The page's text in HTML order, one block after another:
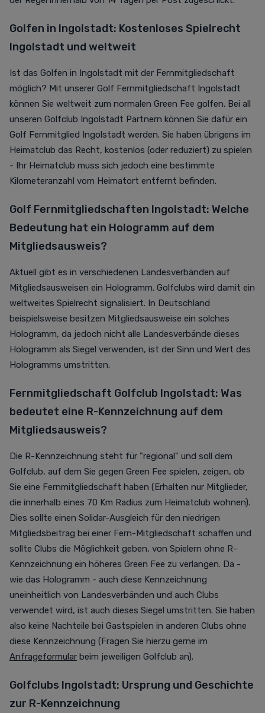
Golfen in Ingolstadt: Kostenloses Spielrecht
Ingolstadt und weltweit
Ist das Golfen in Ingolstadt mit der Fernmitgliedschaft
möglich? Mit unserer Golf Fernmitgliedschaft Ingolstadt
können Sie weltweit zum normalen Green Fee golfen. Bei all
unseren Golfclub Ingolstadt Partnern können Sie dafür ein
Golf Fernmitglied Ingolstadt werden. Sie haben übrigens im
Heimatclub das Recht, kostenlos (oder reduziert) zu spielen
- Ihr Heimatclub muss sich jedoch eine bestimmte
Kilometeranzahl vom Heimatort entfernt befinden.
Golf Fernmitgliedschaften Ingolstadt: Welche
Bedeutung hat ein Hologramm auf dem
Mitgliedsausweis?
Aktuell gibt es in verschiedenen Landesverbänden auf
Mitgliedsausweisen ein Hologramm. Golfclubs wird damit ein
weltweites Spielrecht signalisiert. In Deutschland
beispielsweise besitzen Mitgliedsausweise ein solches
Hologramm, da jedoch nicht alle Landesverbände dieses
Hologramm als Siegel verwenden, ist der Sinn und Wert des
Hologramms umstritten.
Fernmitgliedschaft Golfclub Ingolstadt: Was
bedeutet eine R-Kennzeichnung auf dem
Mitgliedsausweis?
Die R-Kennzeichnung steht für "regional" und soll dem
Golfclub, auf dem Sie gegen Green Fee spielen, zeigen, ob
Sie eine Fernmitgliedschaft haben (Erhalten nur Mitglieder,
die innerhalb eines 70 Km Radius zum Heimatclub wohnen).
Dies sollte einen Solidar-Ausgleich für den niedrigen
Mitgliedsbeitrag bei einer Fern-Mitgliedschaft schaffen und
sollte Clubs die Möglichkeit geben, von Spielern ohne R-
Kennzeichnung ein höheres Green Fee zu verlangen. Da -
wie das Hologramm - auch diese Kennzeichnung
uneinheitlich von Landesverbänden und auch Clubs
verwendet wird, ist auch dieses Siegel umstritten. Sie haben
also keine Nachteile bei Gastspielen in anderen Clubs ohne
diese Kennzeichnung (Fragen Sie hierzu gerne im
Anfrageformular beim jeweiligen Golfclub an).
Golfclubs Ingolstadt: Ursprung und Geschichte
zur R-Kennzeichnung